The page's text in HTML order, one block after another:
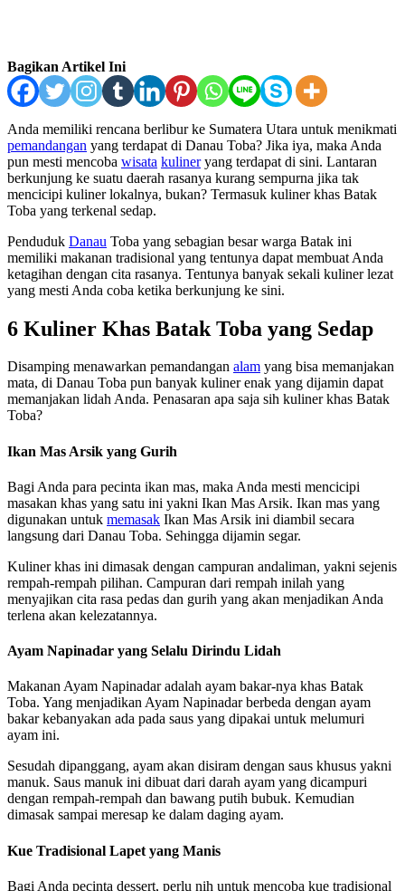
Bagikan Artikel Ini
Anda memiliki rencana berlibur ke Sumatera Utara untuk menikmati
pemandangan yang terdapat di Danau Toba? Jika iya, maka Anda
pun mesti mencoba wisata kulineryang terdapat di sini. Lantaran
berkunjung ke suatu daerah rasanya kurang sempurna jika tak
mencicipi kuliner lokalnya, bukan? Termasuk kuliner khas Batak
Toba yang terkenal sedap.
Penduduk Danau Toba yang sebagian besar warga Batak ini
memiliki makanan tradisional yang tentunya dapat membuat Anda
ketagihan dengan cita rasanya. Tentunya banyak sekali kuliner lezat
yang mesti Anda coba ketika berkunjung ke sini.
6 Kuliner Khas Batak Toba yang Sedap
Disamping menawarkan pemandangan alam yang bisa memanjakan
mata, di Danau Toba pun banyak kuliner enak yang dijamin dapat
memanjakan lidah Anda. Penasaran apa saja sih kuliner khas Batak
Toba?
Ikan Mas Arsik yang Gurih
Bagi Anda para pecinta ikan mas, maka Anda mesti mencicipi
masakan khas yang satu ini yakni Ikan Mas Arsik. Ikan mas yang
digunakan untuk memasak Ikan Mas Arsik ini diambil secara
langsung dari Danau Toba. Sehingga dijamin segar.
Kuliner khas ini dimasak dengan campuran andaliman, yakni sejenis
rempah-rempah pilihan. Campuran dari rempah inilah yang
menyajikan cita rasa pedas dan gurih yang akan menjadikan Anda
terlena akan kelezatannya.
Ayam Napinadar yang Selalu Dirindu Lidah
Makanan Ayam Napinadar adalah ayam bakar-nya khas Batak
Toba. Yang menjadikan Ayam Napinadar berbeda dengan ayam
bakar kebanyakan ada pada saus yang dipakai untuk melumuri
ayam ini.
Sesudah dipanggang, ayam akan disiram dengan saus khusus yakni
manuk. Saus manuk ini dibuat dari darah ayam yang dicampuri
dengan rempah-rempah dan bawang putih bubuk. Kemudian
dimasak sampai meresap ke dalam daging ayam.
Kue Tradisional Lapet yang Manis
Bagi Anda pecinta dessert, perlu nih untuk mencoba kue tradisional